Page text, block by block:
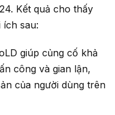
Kết quả cho thấy
ích sau:
giúp củng cố khả
công và gian lận,
của người dùng trên